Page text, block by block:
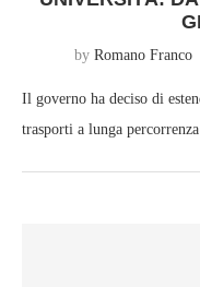
by Romano Franco
Il governo ha deciso di
trasporti a lunga